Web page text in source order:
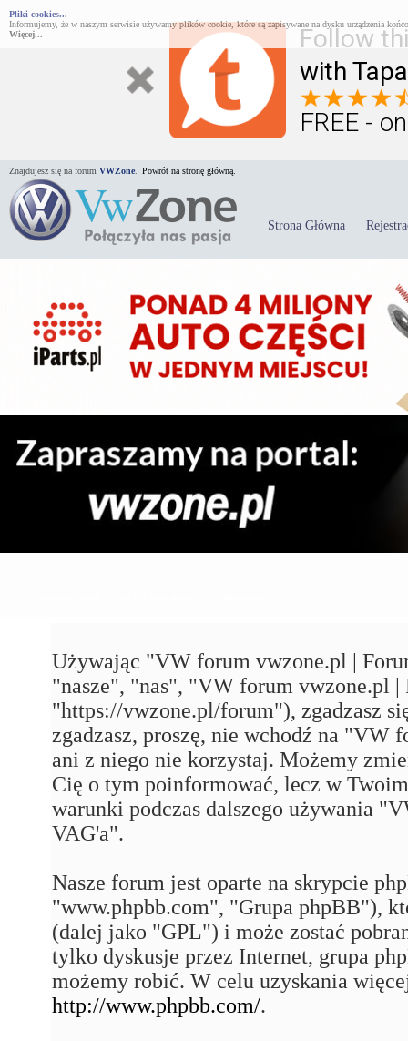
Follow
with
FREE -
Pliki cookies...
Informujemy, że w naszym serwisie używamy plików cookie, które są zapisywane na dysku urządzenia
Więcej...
Znajdujesz się na forum VWZone Powrót na stronę główną.
Strona Główna
Używając "VW forum vwzone.pl |
"nasze", "nas", "VW forum vwzone.pl
"https://vwzone.pl/forum"), zgadzasz
zgadzasz, proszę, nie wchodź na
ani z niego nie korzystaj. Możemy
Cię o tym poinformować, lecz w
warunki podczas dalszego używania
VAG'a".
Nasze forum jest oparte na skrypcie
"www.phpbb.com", "Grupa phpBB"),
(dalej jako "GPL") i może zostać
tylko dyskusje przez Internet, grupa
możemy robić. W celu uzyskania
http://www.phpbb.com/.